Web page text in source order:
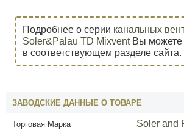
Подробнее о серии канальных
Soler&Palau TD MixventВы можете
в соответствующем разделе сайта.
ЗАВОДСКИЕ ДАННЫЕ О ТОВАРЕ
Торговая Марка Soler and